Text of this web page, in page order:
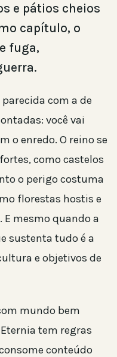
e pátios cheios
capítulo, o
fuga,
parecida com a de
você vai
o enredo. O reino se
como castelos
o perigo costuma
florestas hostis e
mesmo quando a
sustenta tudo é a
e objetivos de
mundo bem
tem regras
conteúdo